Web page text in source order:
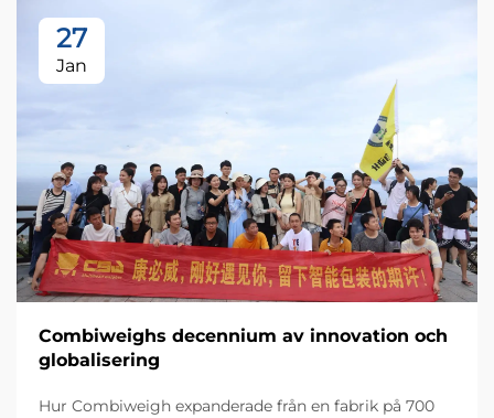
27
Jan
Combiweighs decennium av innovation och
globalisering
Hur Combiweigh expanderade från en fabrik på 700